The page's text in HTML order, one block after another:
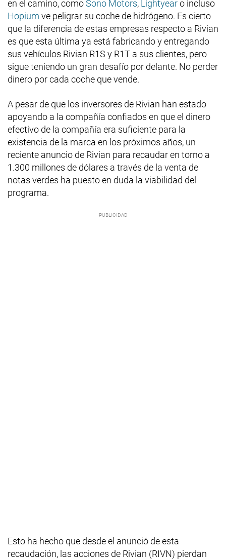
en el camino, comoSono Motors, Lightyearo incluso
Hopium ve peligrar su coche de hidrógeno. Es cierto
que la diferencia de estas empresas respecto a Rivian
es que esta última ya está fabricando y entregando
sus vehículos Rivian R1S y R1T a sus clientes, pero
sigue teniendo un gran desafío por delante. No perder
dinero por cada coche que vende.
A pesar de que los inversores de Rivian han estado
apoyando a la compañía confiados en que el dinero
efectivo de la compañía era suficiente para la
existencia de la marca en los próximos años, un
reciente anuncio de Rivian para recaudar en torno a
1.300 millones de dólares a través de la venta de
notas verdes ha puesto en duda la viabilidad del
programa.
Esto ha hecho que desde el anunció de esta
recaudación, las acciones de Rivian (RIVN) pierdan